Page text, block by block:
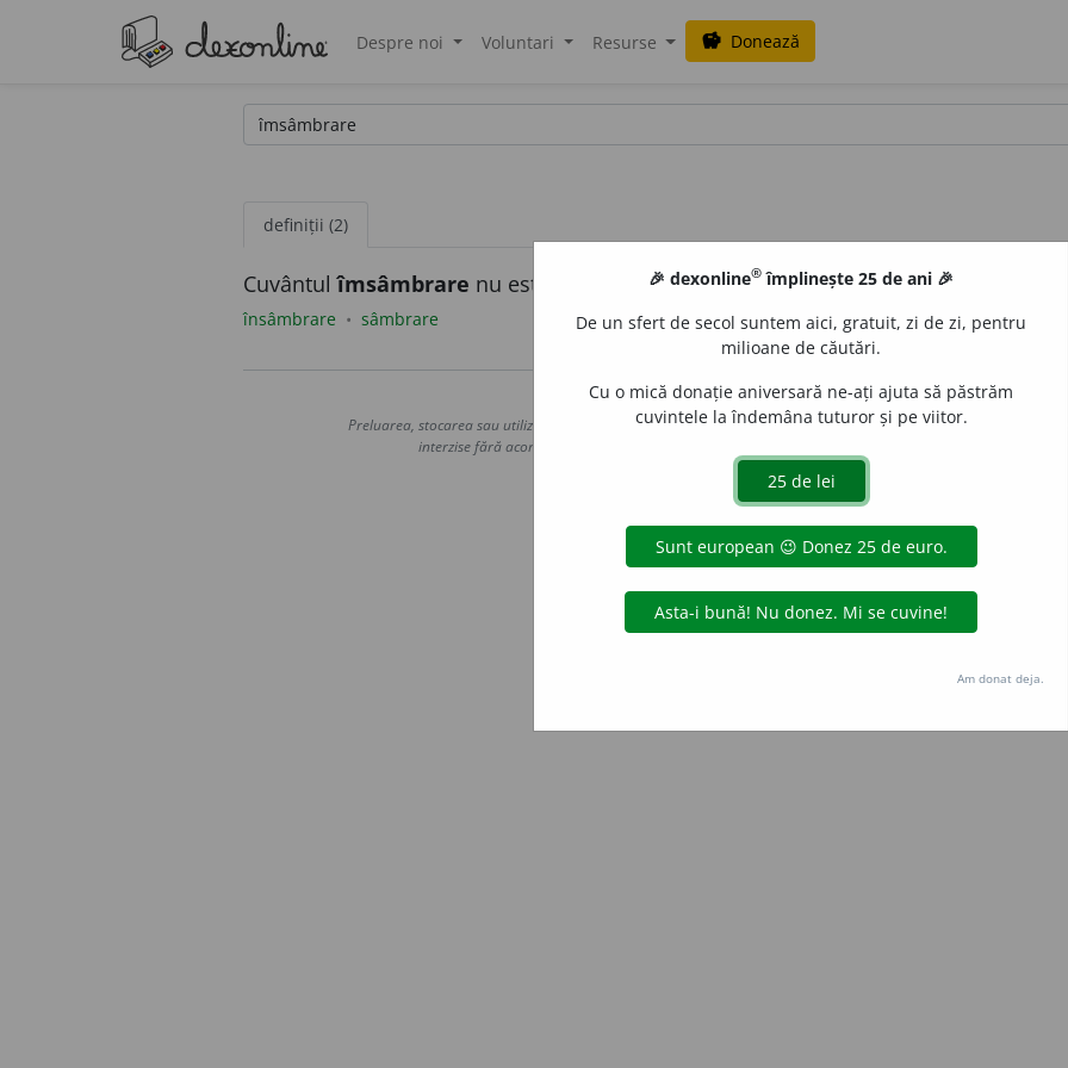
Despre noi Voluntari Resurse savings Donează
definiții (2)
Cuvântulîmsâmbrare nu este în dicționar. Iată câteva sugestii:
însâmbrare sâmbrare
Copyright © 2004-2026 dexonline (https://dexonline.ro)
Preluarea, stocarea sau utilizarea datelor de pe acest site, inclusiv prin orice metode de extragere automată
interzise fără acordul nostru prealabil scris, cu excepția seturilor de date oferite oficial spre utilizare
confidențialitate
🎉 dexonline® împlinește 25 de ani 🎉
De un sfert de secol suntem aici, gratuit, zi de zi, pentru
milioane de căutări.
Cu o mică donație aniversară ne-ați ajuta să păstrăm
cuvintele la îndemâna tuturor și pe viitor.
Am donat deja.